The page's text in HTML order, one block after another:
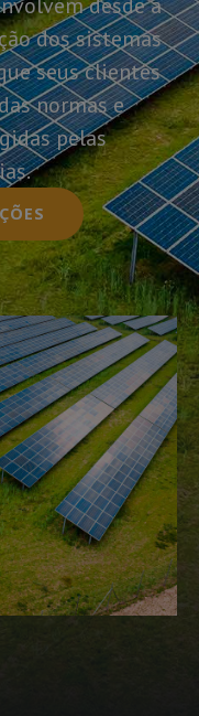
dos sistemas
seus clientes
normas e
pelas